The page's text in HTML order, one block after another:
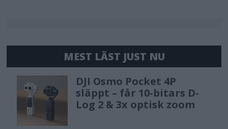
MEST LÄST JUST NU
DJI Osmo Pocket 4P
släppt – får 10-bitars D-
Log 2 & 3x optisk zoom